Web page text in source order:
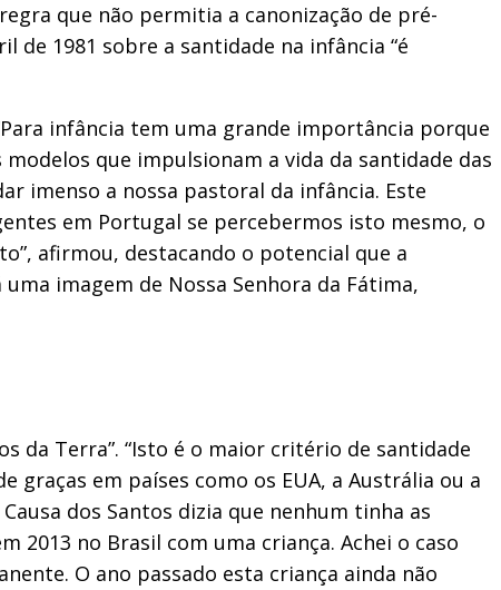
que não permitia a canonização de pré-
de 1981 sobre a santidade na infância “é
infância tem uma grande importância porque
que impulsionam a vida da santidade das
imenso a nossa pastoral da infância. Este
em Portugal se percebermos isto mesmo, o
afirmou, destacando o potencial que a
imagem de Nossa Senhora da Fátima,
da Terra”. “Isto é o maior critério de santidade
em países como os EUA, a Austrália ou a
dos Santos dizia que nenhum tinha as
2013 no Brasil com uma criança. Achei o caso
O ano passado esta criança ainda não